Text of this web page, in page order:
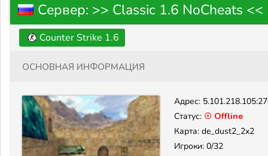
Сервер: >> Classic 1.6 NoCheats <<
Counter Strike 1.6
Основная информация
Адрес:
Статус: ☉ Offline
Карта: de_dust2_2x2
Игроки: 0/32